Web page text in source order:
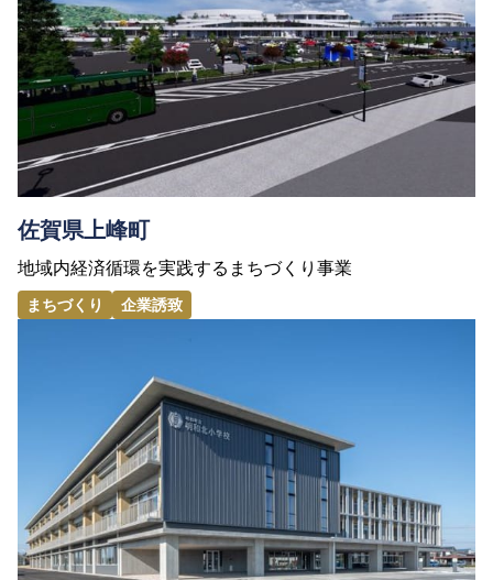
佐賀県上峰町
地域内経済循環を実践するまちづくり事業
まちづくり 企業誘致